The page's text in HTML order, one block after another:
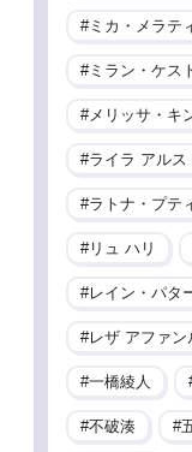
ミカ・メラテ
ミラン・ケス
メリッサ・キ
ライラ アルス
ラトナ・プテ
リュ ハリ
レイン・パタ
レザ アファン
一橋綾人
不破湊